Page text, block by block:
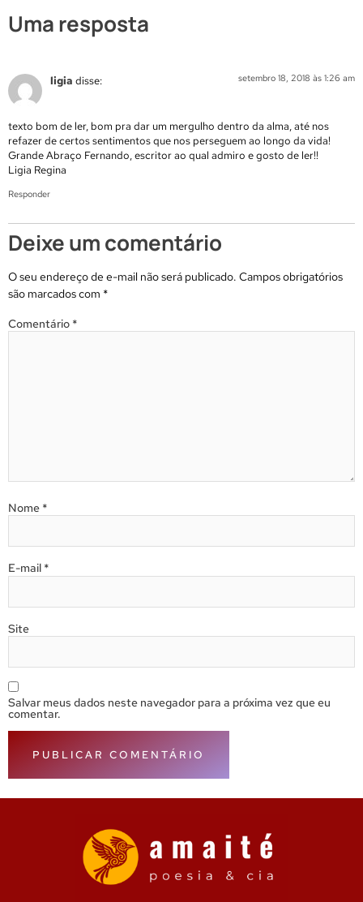
Uma resposta
ligia disse: setembro 18, 2018 às 1:26 am
texto bom de ler, bom pra dar um mergulho dentro da alma, até nos
refazer de certos sentimentos que nos perseguem ao longo da vida!
Grande Abraço Fernando, escritor ao qual admiro e gosto de ler!!
Ligia Regina
Responder
Deixe um comentário
O seu endereço de e-mail não será publicado. Campos obrigatórios
são marcados com *
Comentário *
Nome *
E-mail *
Site
Salvar meus dados neste navegador para a próxima vez que eu
comentar.